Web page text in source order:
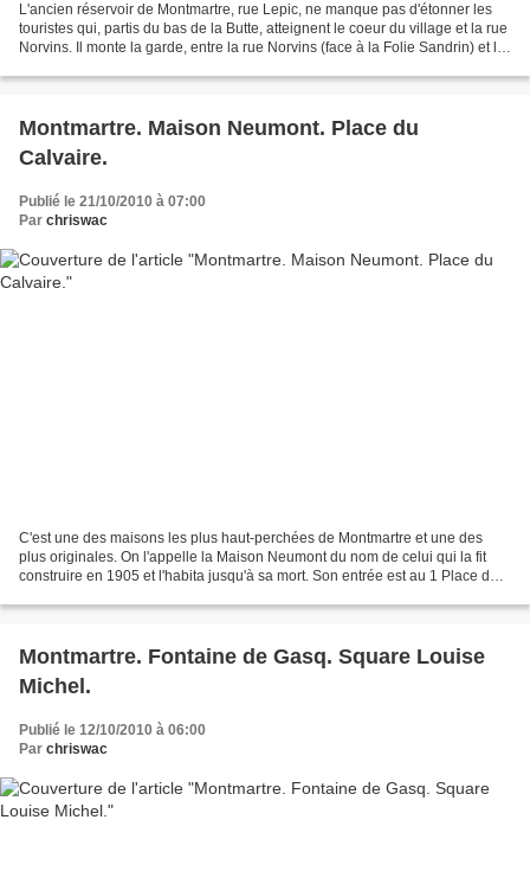
L'ancien réservoir de Montmartre, rue Lepic, ne manque pas d'étonner les
touristes qui, partis du bas de la Butte, atteignent le coeur du village et la rue
Norvins. Il monte la garde, entre la rue Norvins (face à la Folie Sandrin) et la
Montmartre. Maison Neumont. Place du
Calvaire.
Publié le 21/10/2010 à 07:00
Par chriswac
C'est une des maisons les plus haut-perchées de Montmartre et une des
plus originales. On l'appelle la Maison Neumont du nom de celui qui la fit
construire en 1905 et l'habita jusqu'à sa mort. Son entrée est au 1 Place du
Montmartre. Fontaine de Gasq. Square Louise
Michel.
Publié le 12/10/2010 à 06:00
Par chriswac